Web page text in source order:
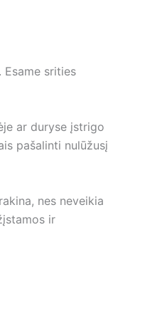
srities
ar duryse įstrigo
pašalinti nulūžusį
nes neveikia
ir